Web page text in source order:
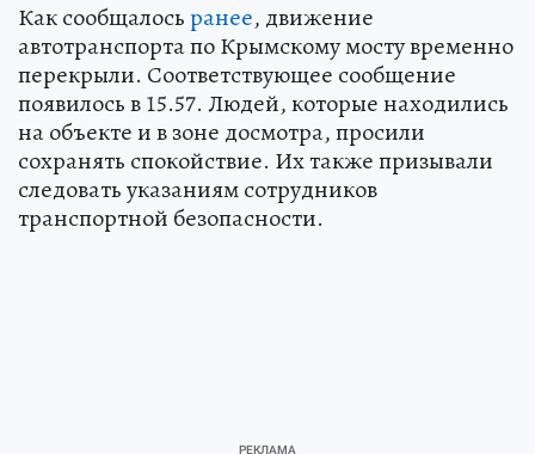
Как сообщалосьранее, движение
автотранспорта по Крымскому мосту временно
перекрыли. Соответствующее сообщение
появилось в 15.57. Людей, которые находились
на объекте и в зоне досмотра, просили
сохранять спокойствие. Их также призывали
следовать указаниям сотрудников
транспортной безопасности.